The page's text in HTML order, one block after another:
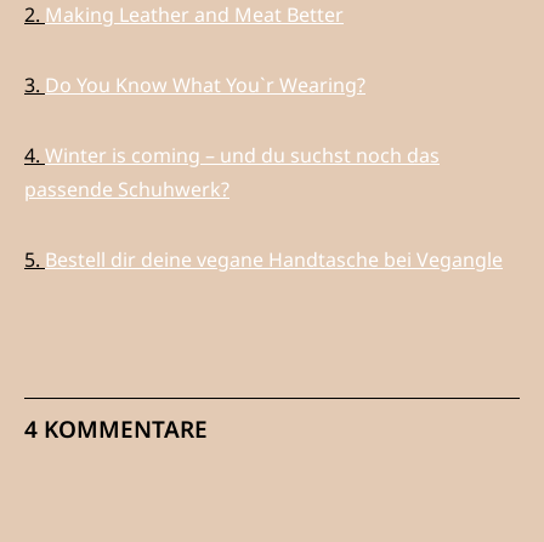
2. Making Leather and Meat Better
3. Do You Know What You`r Wearing?
4. Winter is coming – und du suchst noch das
passende Schuhwerk?
5. Bestell dir deine vegane Handtasche bei Vegangle
4 KOMMENTARE